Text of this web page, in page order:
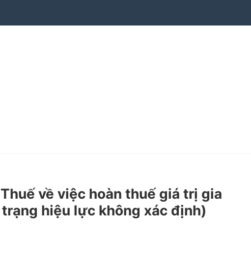
về việc hoàn thuế giá trị gia
hiệu lực không xác định)